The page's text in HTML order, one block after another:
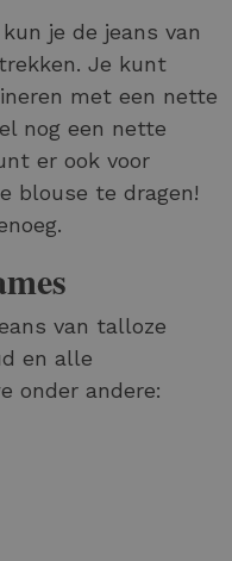
je de jeans van
Je kunt
met een nette
nog een nette
er ook voor
blouse te dragen!
van talloze
en alle
onder andere: